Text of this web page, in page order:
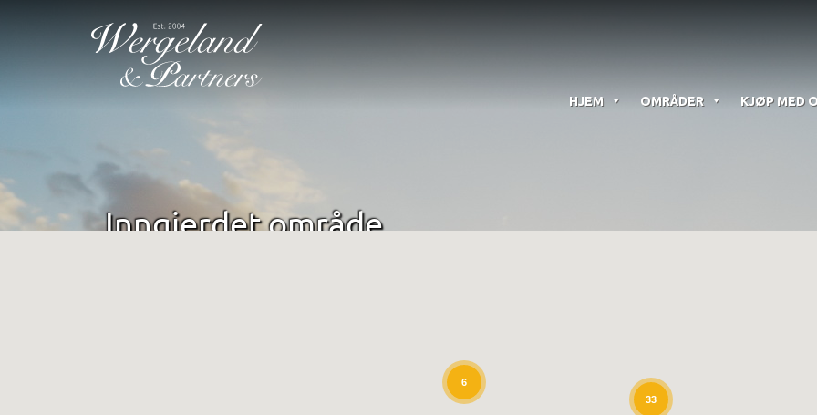
HJEM OMRÅDER KJØP MED
Inngjerdet område
33
6